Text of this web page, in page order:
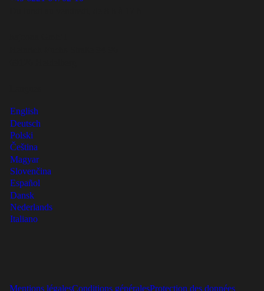
English
Deutsch
Polski
Čeština
Magyar
Slovenčina
Español
Dansk
Nederlands
Italiano
Mentions légalesConditions généralesProtection des données